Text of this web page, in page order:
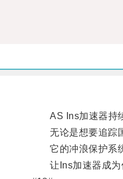
AS Ins加速器持续
无论是想要追踪国
它的冲浪保护系统
让Ins加速器成为你